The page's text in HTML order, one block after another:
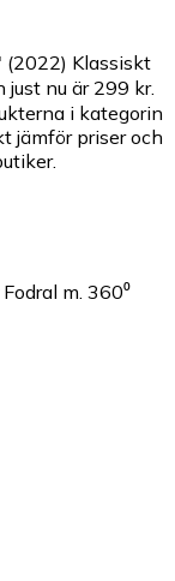
(2022) Klassiskt
just nu är 299 kr.
i kategorin
jämför priser och
m. 360⁰